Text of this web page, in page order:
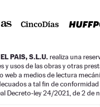
PAIS, S.L.U. realiza una
y usos de las obras y otras
web a medios de lectura
a tal fin de
Decreto-ley 24/2021, de 2 de